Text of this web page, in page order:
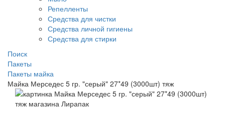
Репелленты
Средства для чистки
Средства личной гигиены
Средства для стирки
Поиск
Пакеты
Пакеты майка
Майка Мерседес 5 гр. "серый" 27*49 (3000шт) тяж